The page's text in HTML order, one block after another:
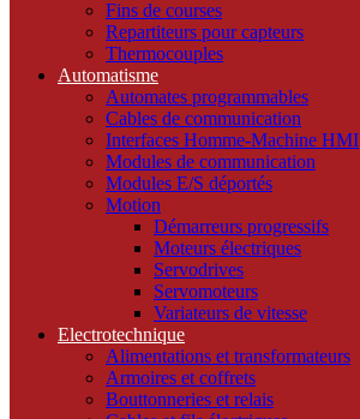
Fins de courses
Repartiteurs pour capteurs
Thermocouples
Automatisme
Automates programmables
Cables de communication
Interfaces Homme-Machine HMI
Modules de communication
Modules E/S déportés
Motion
Démarreurs progressifs
Moteurs électriques
Servodrives
Servomoteurs
Variateurs de vitesse
Electrotechnique
Alimentations et transformateurs
Armoires et coffrets
Bouttonneries et relais